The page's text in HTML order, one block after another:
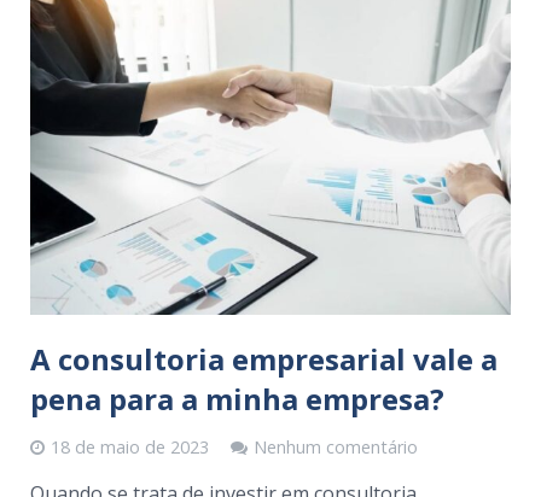
A consultoria empresarial vale a
pena para a minha empresa?
18 de maio de 2023 Nenhum comentário